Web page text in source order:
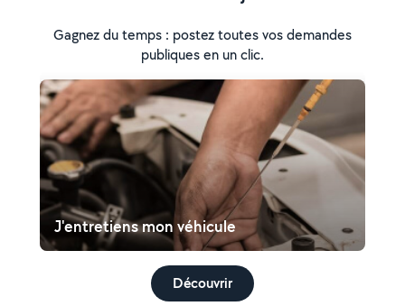
Gagnez du temps : postez toutes vos demandes
publiques en un clic.
J'entretiens mon véhicule
Découvrir